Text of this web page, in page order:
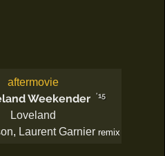
aftermovie
Weekender '15
Loveland
, Laurent Garnier remix